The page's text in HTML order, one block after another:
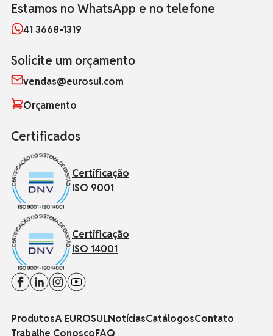
Estamos no WhatsApp e no telefone
41 3668-1319
Solicite um orçamento
vendas@eurosul.com
Orçamento
Certificados
Certificação
ISO 9001
Certificação
ISO 14001
ProdutosA EUROSULNotíciasCatálogosContato
Trabalhe ConoscoFAQ